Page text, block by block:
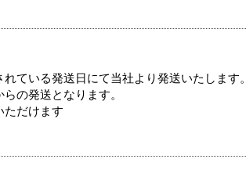
ている発送日にて当社より発送いたします。
の発送となります。
ただけます